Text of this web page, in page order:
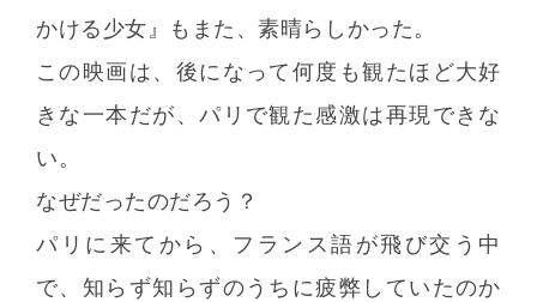
かける少女』もまた、素晴らしかった。
この映画は、後になって何度も観たほど大好
きな一本だが、パリで観た感激は再現できな
い。
なぜだったのだろう？
パリに来てから、フランス語が飛び交う中
で、知らず知らずのうちに疲弊していたのか